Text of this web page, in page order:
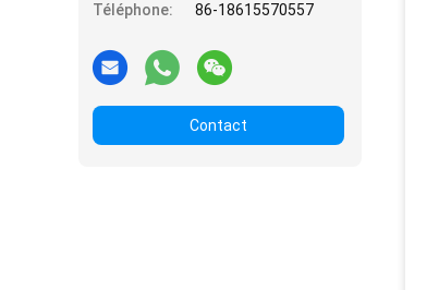
Téléphone:
86-18615570557
Contact